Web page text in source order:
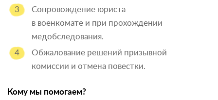
Сопровождение юриста
в военкомате и при прохождении
медобследования.
Обжалование решений призывной
комиссии и отмена повестки.
Кому мы помогаем?